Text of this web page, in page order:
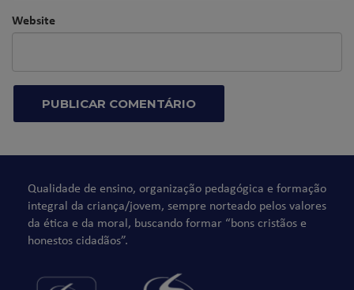
Website
Qualidade de ensino, organização pedagógica e formação
integral da criança/jovem, sempre norteado pelos valores
da ética e da moral, buscando formar “bons cristãos e
honestos cidadãos”.